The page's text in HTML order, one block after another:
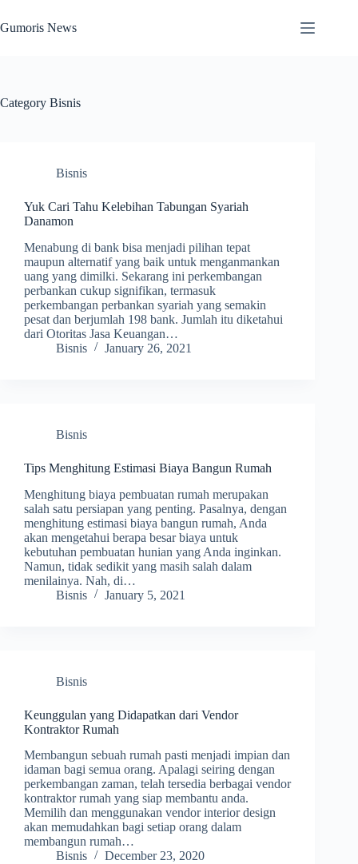
to
content
Gumoris News
Category Bisnis
Bisnis
Yuk Cari Tahu Kelebihan Tabungan Syariah
Danamon
Menabung di bank bisa menjadi pilihan tepat
maupun alternatif yang baik untuk menganmankan
uang yang dimilki. Sekarang ini perkembangan
perbankan cukup signifikan, termasuk
perkembangan perbankan syariah yang semakin
pesat dan berjumlah 198 bank. Jumlah itu diketahui
dari Otoritas Jasa Keuangan…
Bisnis
January 26, 2021
Bisnis
Tips Menghitung Estimasi Biaya Bangun Rumah
Menghitung biaya pembuatan rumah merupakan
salah satu persiapan yang penting. Pasalnya, dengan
menghitung estimasi biaya bangun rumah, Anda
akan mengetahui berapa besar biaya untuk
kebutuhan pembuatan hunian yang Anda inginkan.
Namun, tidak sedikit yang masih salah dalam
menilainya. Nah, di…
Bisnis
January 5, 2021
Bisnis
Keunggulan yang Didapatkan dari Vendor
Kontraktor Rumah
Membangun sebuah rumah pasti menjadi impian dan
idaman bagi semua orang. Apalagi seiring dengan
perkembangan zaman, telah tersedia berbagai vendor
kontraktor rumah yang siap membantu anda.
Memilih dan menggunakan vendor interior design
akan memudahkan bagi setiap orang dalam
membangun rumah…
Bisnis
December 23, 2020